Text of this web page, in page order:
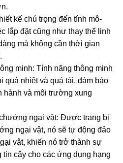
kế chú trọng đến tính mô-
lắp đặt cũng như thay thế linh
mà không cần thời gian
minh: Tính năng thông minh
quá nhiệt và quá tải, đảm bảo
hành và môi trường xung
ngại vật: Được trang bị
ngại vật, nó sẽ tự động đảo
vật, khiến nó trở thành sự
tin cậy cho các ứng dụng hạng